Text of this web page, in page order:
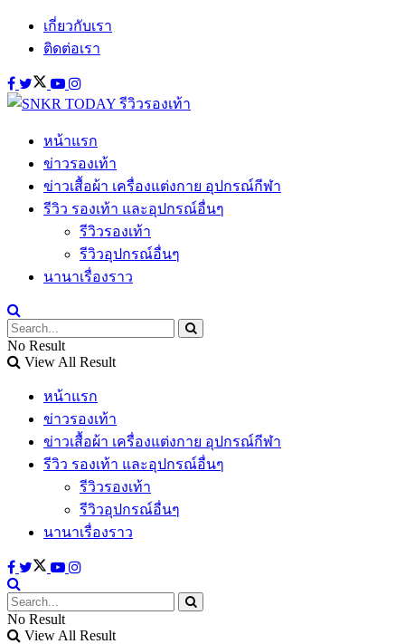
เกี่ยวกับเรา
ติดต่อเรา
หน้าแรก
ข่าวรองเท้า
ข่าวเสื้อผ้า เครื่องแต่งกาย อุปกรณ์กีฬา
รีวิว รองเท้า และอุปกรณ์อื่นๆ
รีวิวรองเท้า
รีวิวอุปกรณ์อื่นๆ
นานาเรื่องราว
No Result
View All Result
หน้าแรก
ข่าวรองเท้า
ข่าวเสื้อผ้า เครื่องแต่งกาย อุปกรณ์กีฬา
รีวิว รองเท้า และอุปกรณ์อื่นๆ
รีวิวรองเท้า
รีวิวอุปกรณ์อื่นๆ
นานาเรื่องราว
No Result
View All Result